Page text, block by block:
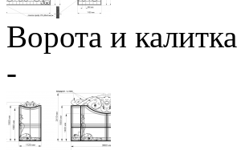
Ворота и
-